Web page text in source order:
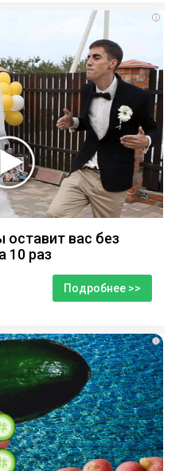
i
оставит вас без
10 раз
Подробнее >>
i